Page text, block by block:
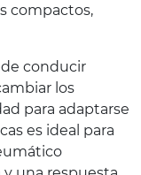
compactos,
conducir
los
para adaptarse
es ideal para